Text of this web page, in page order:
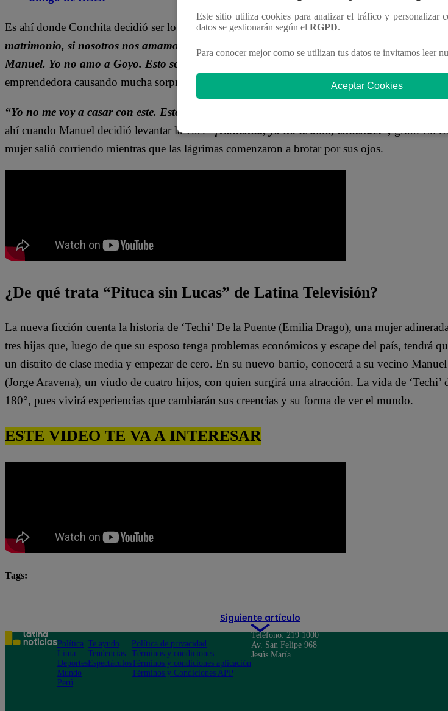
Es ahí donde Conchita decidió ser lo más evidente posible antes de darle el “sí” eterno a Goyo.
matrimonio, si nosotros nos amamos”,
Manuel. Yo no amo a Goyo. Esto solamente lo hacía para que despiertes, porque yo te amo”,
emprendedora causando mucha sorpresa en todos los presentes.
“Yo no me voy a casar con este. Esto es teatro nada más”,
ahí cuando Manuel decidió levantar la voz.“¡Conchita, yo no te amo, entiende!”, gritó. En
mujer salió corriendo mientras que las lágrimas comenzaron a brotar por sus ojos.
¿De qué trata “Pituca sin Lucas” de Latina Televisión?
La nueva ficción cuenta la historia de ‘Techi’ De la Puente (Emilia Drago), una mujer
tres hijas que, luego de que su esposo tenga problemas económicos y escape del país, tendrá
un distrito de clase media y empezar de cero. En su nuevo barrio, conocerá a su vecino
(Jorge Aravena), un viudo de cuatro hijos, con quien surgirá una atracción. La vida de ‘Techi’
180°, pues vivirá experiencias que cambiarán sus creencias y su forma de ver el mundo.
ESTE VIDEO TE VA A INTERESAR
Tags:
Siguiente artículo
Este sitio utiliza cookies para analizar el tráfico y personalizar
datos se gestionarán según el RGPD.
Para conocer mejor como se utilizan tus datos te invitamos leer
Aceptar Cookies
Política
Lima
Deportes
Mundo
Perú
Te ayudo
Tendencias
Espectáculos
Política de privacidad
Términos y condiciones
Términos y condiciones aplicación
Términos y Condiciones APP
Teléfono: 219 1000
Av. San Felipe 968
Jesús María